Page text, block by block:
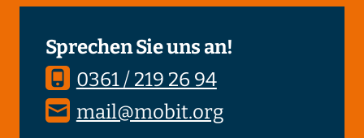
Sprechen Sie uns an!
0361 / 219 26 94
mail@mobit.org